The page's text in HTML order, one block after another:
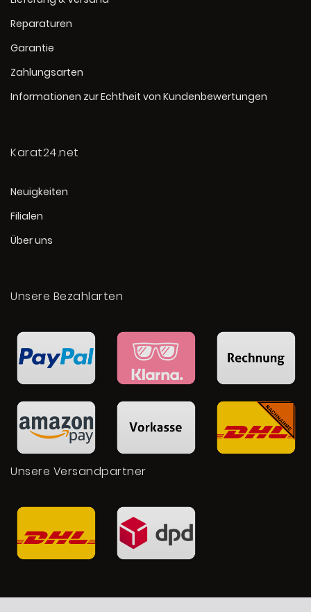
Reparaturen
Garantie
Zahlungsarten
Informationen zur Echtheit von Kundenbewertungen
Karat24.net
Neuigkeiten
Filialen
Über uns
Unsere Bezahlarten
Unsere Versandpartner